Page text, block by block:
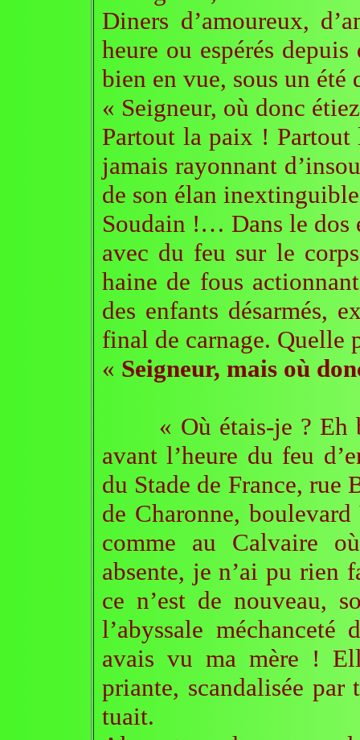
Diners d’amoureux,
heure ou espérés
bien en vue, sous un
« Seigneur, où donc
Partout la paix !
jamais rayonnant
de son élan
Soudain !… Dans le dos
avec du feu sur le
haine de fous
des enfants désarmés,
final de carnage. Quelle
« Seigneur, mais où
« Où étais-je ? Eh
avant l’heure du feu
du Stade de France, rue
de Charonne,
comme au Calvaire
absente, je n’ai pu rien
ce n’est de nouveau,
l’abyssale
avais vu ma mère !
priante, scandalisée
tuait.